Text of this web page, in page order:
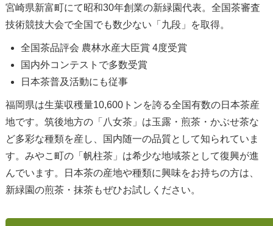
宮崎県新富町にて昭和30年創業の新緑園代表。全国茶審査
技術競技大会で全国でも数少ない「九段」を取得。
全国茶品評会 農林水産大臣賞 4度受賞
国内外コンテストで多数受賞
日本茶普及活動にも従事
福岡県は生葉収穫量10,600トンを誇る全国有数の日本茶産
地です。筑後地方の「八女茶」は玉露・煎茶・かぶせ茶な
ど多彩な種類を産し、国内随一の品質として知られていま
す。みやこ町の「帆柱茶」は希少な地域茶として復興が進
んでいます。日本茶の産地や種類に興味をお持ちの方は、
新緑園の煎茶・抹茶もぜひお試しください。